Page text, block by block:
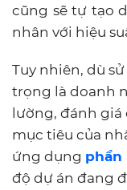
cũng sẽ tự tạo
nhân với hiệu
Tuy nhiên, dù
trọng là doanh
lường, đánh giá
mục tiêu của
ứng dụng phần
độ dự án đang